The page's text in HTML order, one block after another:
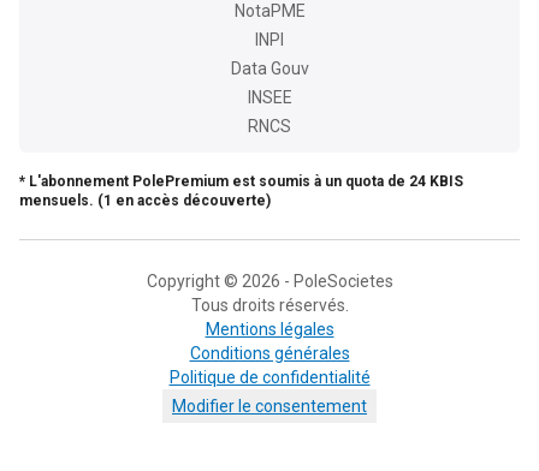
NotaPME
INPI
Data Gouv
INSEE
RNCS
* L'abonnement PolePremium est soumis à un quota de 24 KBIS
mensuels. (1 en accès découverte)
Copyright © 2026 - PoleSocietes
Tous droits réservés.
Mentions légales
Conditions générales
Politique de confidentialité
Modifier le consentement